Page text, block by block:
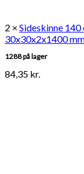
2 × Sideskinne
30x30x2x1400
1288 på lager
84,35 kr.